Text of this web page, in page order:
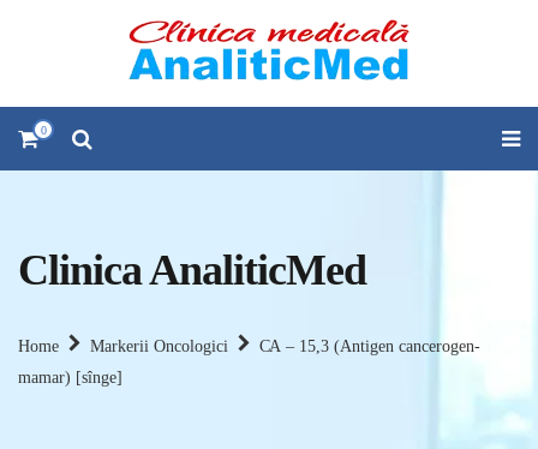
0
Clinica AnaliticMed
Home Markerii Oncologici
СА – 15,3 (Antigen cancerogen-
mamar) [sînge]